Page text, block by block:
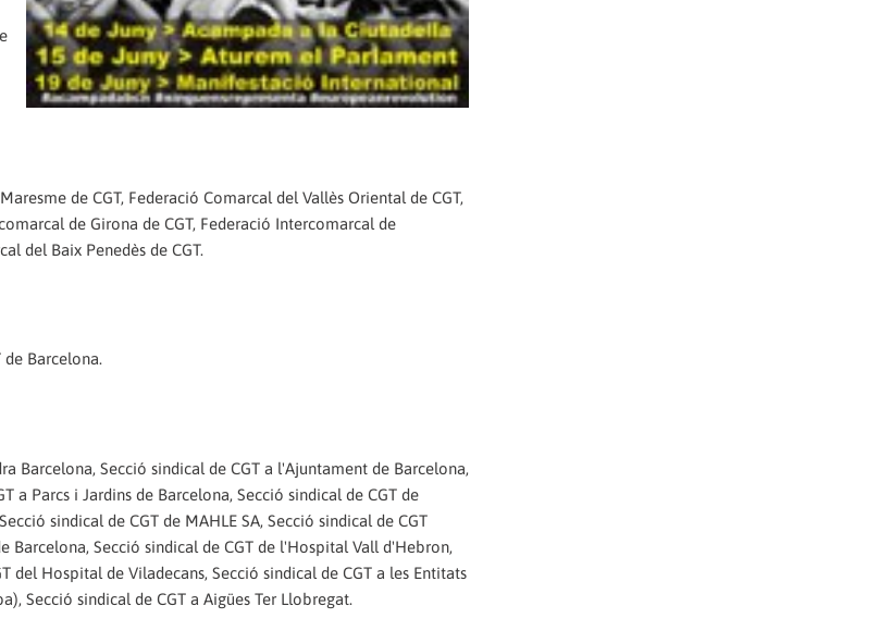
de CGT, Federació Comarcal del Vallès Oriental de CGT,
de Girona de CGT, Federació Intercomarcal de
del Baix Penedès de CGT.
de Barcelona.
Barcelona, Secció sindical de CGT a l'Ajuntament de Barcelona,
a Parcs i Jardins de Barcelona, Secció sindical de CGT de
sindical de CGT de MAHLE SA, Secció sindical de CGT
Secció sindical de CGT de l'Hospital Vall d'Hebron,
del Hospital de Viladecans, Secció sindical de CGT a les Entitats
Secció sindical de CGT a Aigües Ter Llobregat.